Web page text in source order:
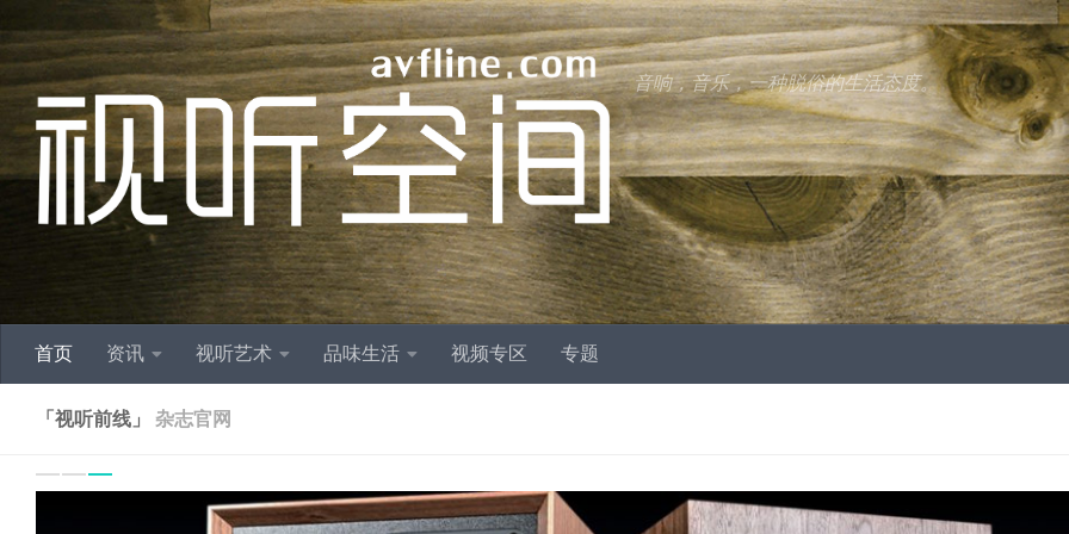
跳至内容
音响，音乐，一种脱俗的生活态度。
首页 资讯 视听艺术 品味生活 视频专区 专题
「视听前线」 杂志官网